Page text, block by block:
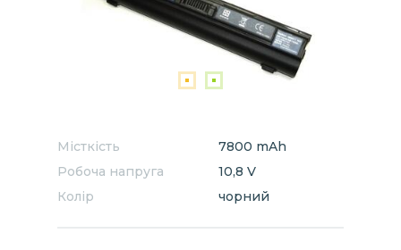
Місткість
7800 mAh
Робоча напруга
10,8 V
Колір
чорний